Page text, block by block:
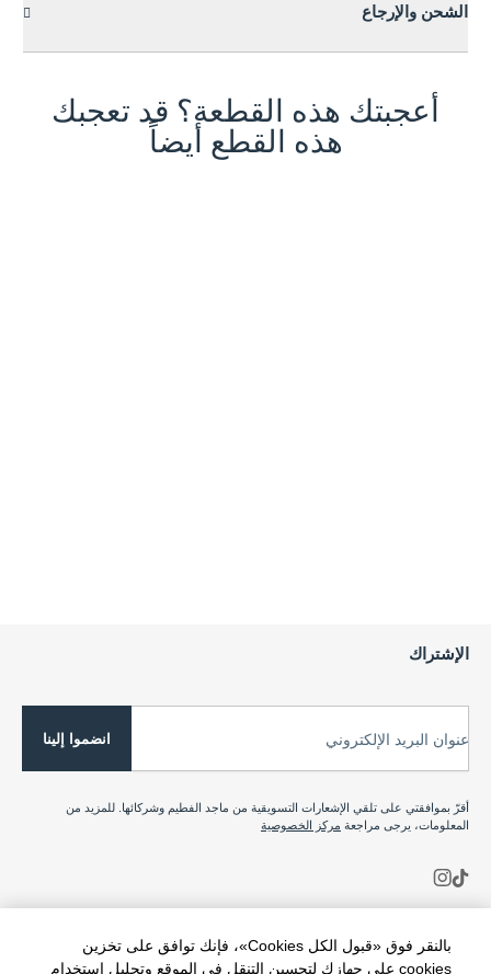
بالنقر فوق «قبول الكل Cookies»، فإنك توافق على تخزين
cookies على جهازك لتحسين التنقل في الموقع وتحليل استخدام
الشحن والإرجاع
أعجبتك هذه القطعة؟ قد تعجبك
هذه القطع أيضاً
الإشتراك
عنوان البريد الإلكتروني انضموا إلينا
أقرّ بموافقتي على تلقي الإشعارات التسويقية من ماجد الفطيم وشركائها. للمزيد من
المعلومات، يرجى مراجعة مركز الخصوصية